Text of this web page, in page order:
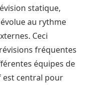
statique,
au rythme
Ceci
fréquentes
équipes de
est central pour